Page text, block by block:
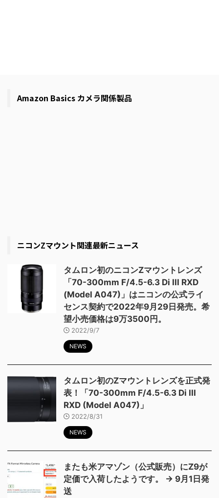
Amazon Basics カメラ関係製品
ニコンZマウント関連最新ニュース
タムロン初のニコンZマウントレンズ
「70-300mm F/4.5-6.3 Di III RXD
(Model A047)」はニコンの公式ライ
センス契約で2022年9月29日発売。希
望小売価格は9万3500円。
2022/9/7
NEWS
タムロン初のZマウントレンズを正式発
表！「70-300mm F/4.5-6.3 Di III
RXD (Model A047)」
2022/8/31
NEWS
またも米アマゾン（公式販売）にZ9が
定価で入荷したようです。 → 9月1日発
送